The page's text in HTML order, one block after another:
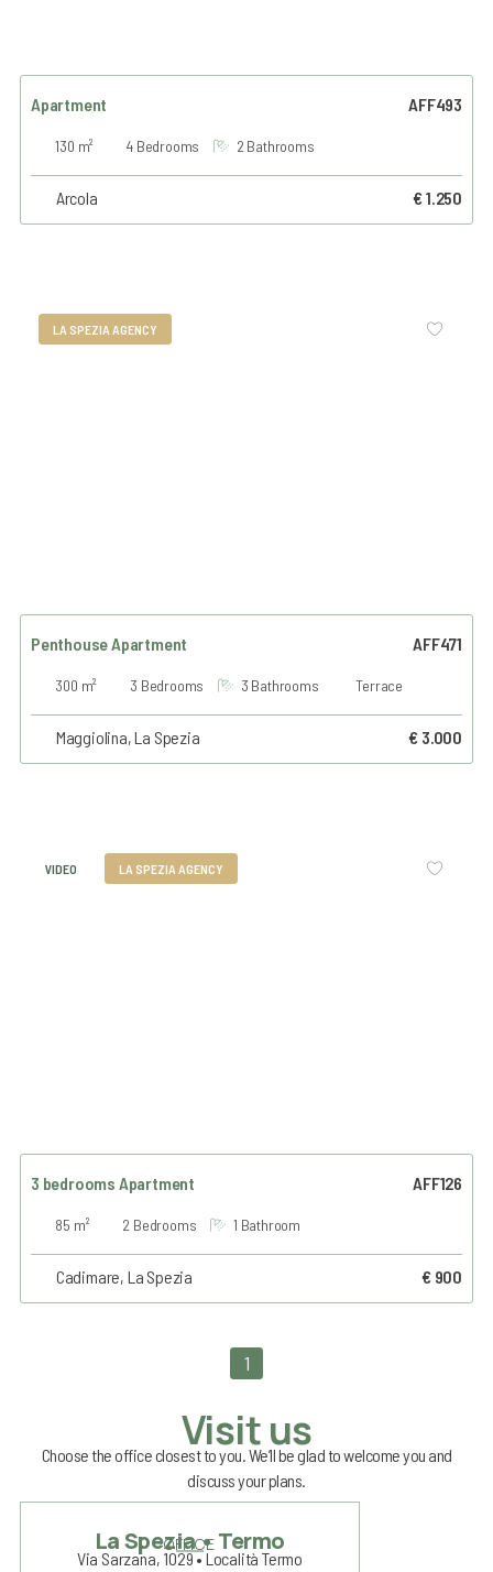
Apartment AFF493
130 m² 4 Bedrooms 2 Bathrooms
Arcola € 1.250
LA SPEZIA AGENCY
Penthouse Apartment AFF471
300 m² 3 Bedrooms 3 Bathrooms Terrace
Maggiolina, La Spezia € 3.000
VIDEO LA SPEZIA AGENCY
3 bedrooms Apartment AFF126
85 m² 2 Bedrooms 1 Bathroom
Cadimare, La Spezia € 900
1
Visit us
Choose the office closest to you. We’ll be glad to welcome you and
discuss your plans.
OFFICE
La Spezia • Termo
Via Sarzana, 1029 • Località Termo